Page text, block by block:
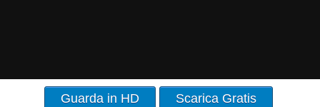
Guarda in HD Scarica Gratis